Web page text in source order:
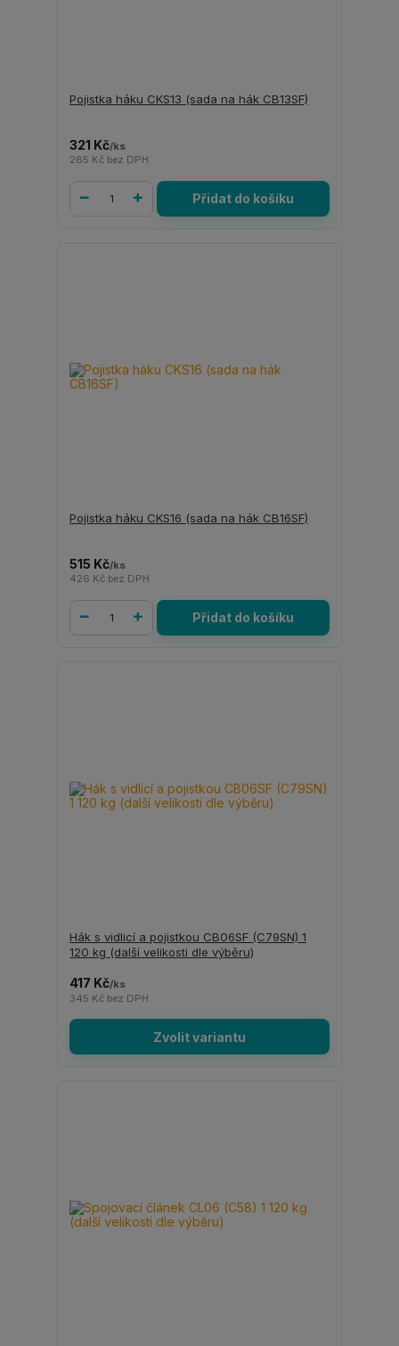
Pojistka háku CKS13 (sada na hák CB13SF)
321 Kč/ks
265 Kč bez DPH
Přidat do košíku
Pojistka háku CKS16 (sada na hák CB16SF)
515 Kč/ks
426 Kč bez DPH
Přidat do košíku
Hák s vidlicí a pojistkou CB06SF (C79SN) 1
120 kg (další velikosti dle výběru)
417 Kč/ks
345 Kč bez DPH
Zvolit variantu